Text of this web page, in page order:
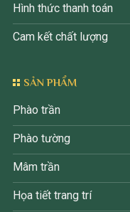
Hình thức thanh toán
Cam kết chất lượng
SẢN PHẨM
Phào trần
Phào tường
Mâm trần
Họa tiết trang trí